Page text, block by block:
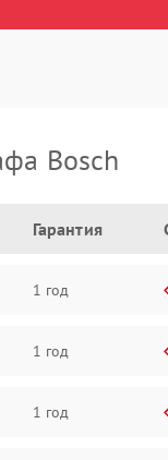
Bosch
Гарантия
1 год
1 год
1 год